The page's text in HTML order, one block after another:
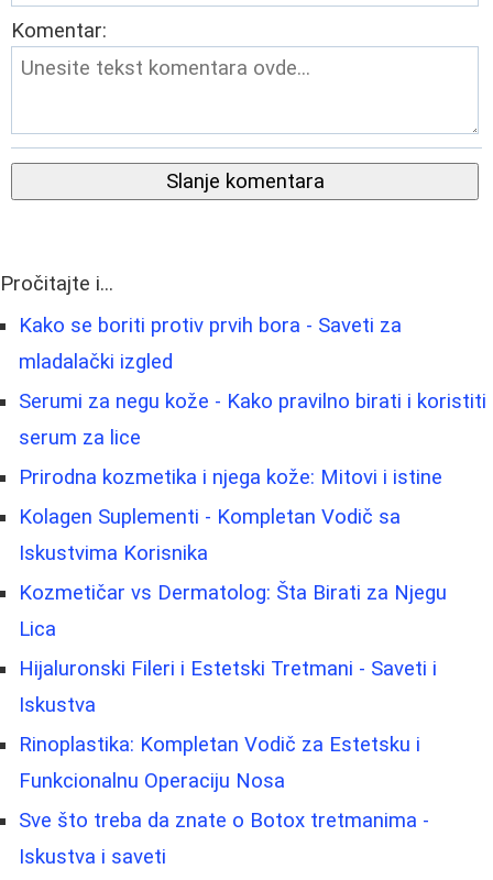
Komentar:
Slanje komentara
Pročitajte i...
Kako se boriti protiv prvih bora - Saveti za
mladalački izgled
Serumi za negu kože - Kako pravilno birati i koristiti
serum za lice
Prirodna kozmetika i njega kože: Mitovi i istine
Kolagen Suplementi - Kompletan Vodič sa
Iskustvima Korisnika
Kozmetičar vs Dermatolog: Šta Birati za Njegu
Lica
Hijaluronski Fileri i Estetski Tretmani - Saveti i
Iskustva
Rinoplastika: Kompletan Vodič za Estetsku i
Funkcionalnu Operaciju Nosa
Sve što treba da znate o Botox tretmanima -
Iskustva i saveti